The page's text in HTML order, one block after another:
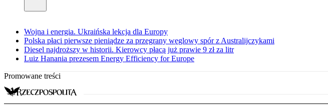
Wojna i energia. Ukraińska lekcja dla Europy
Polska płaci pierwsze pieniądze za przegrany węglowy spór z Australijczykami
Diesel najdroższy w historii. Kierowcy płacą już prawie 9 zł za litr
Luiz Hanania prezesem Energy Efficiency for Europe
Promowane treści